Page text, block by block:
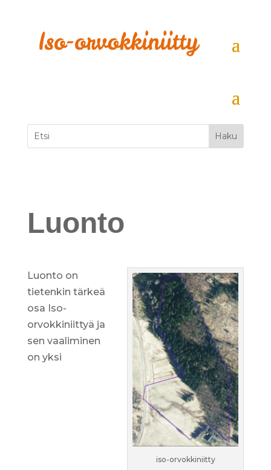
Luonto
iso-orvokkiniitty
Luonto on
tietenkin tärkeä
osa Iso-
orvokkiniittyä ja
sen vaaliminen
on yksi